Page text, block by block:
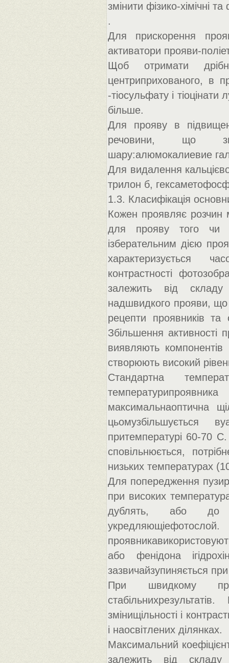
змінити фізико-хімічні
.
Для прискорення
активатори прояви-
Щоб отримати
центриприхованого, в
-тіосульфату і
більше.
Для прояву в
речовини, що
шару:алюмокалиевие
Для видалення
трилон б,
1.3. Класифікація
Кожен проявляє розчин
для прояву того чи
ізберательним дією
характеризується
контрастності
залежить від
надшвидкого прояви, що
рецепти проявників та
Збільшення активності
виявляють компонентів
створюють високий
Стандартна
максимальнаоптична
цьомузбільшується
притемпературі 60-70
сповільнюється,
низьких температурах
Для попередження
при високих
дублять, або до
або фенідона
зазвичайзупиняється
При швидкому
змінищільності і
і наосвітлених ділянках.
Максимальний
залежить від складу